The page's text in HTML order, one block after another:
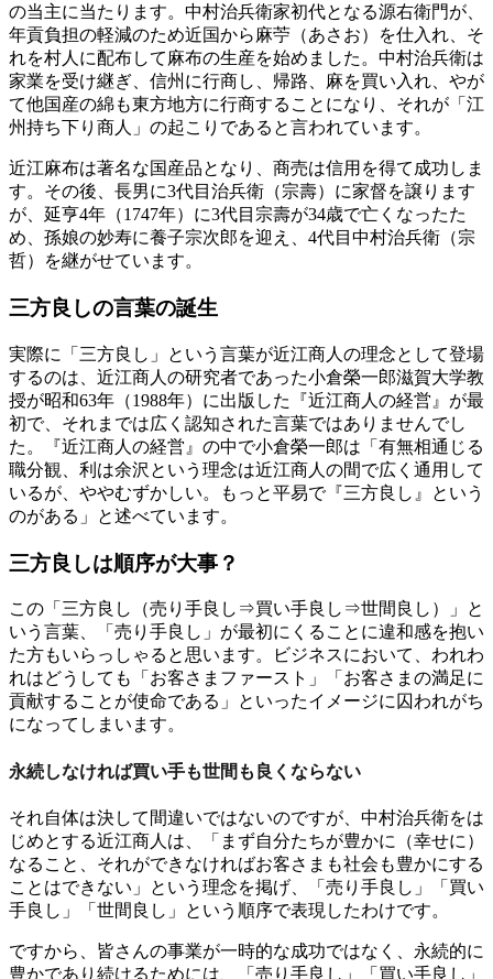
の当主に当たります。中村治兵衛家初代となる源右衛門が、
年貢負担の軽減のため近国から麻苧（あさお）を仕入れ、そ
れを村人に配布して麻布の生産を始めました。中村治兵衛は
家業を受け継ぎ、信州に行商し、帰路、麻を買い入れ、やが
て他国産の綿も東方地方に行商することになり、それが「江
州持ち下り商人」の起こりであると言われています。
近江麻布は著名な国産品となり、商売は信用を得て成功しま
す。その後、長男に3代目治兵衛（宗壽）に家督を譲ります
が、延亨4年（1747年）に3代目宗壽が34歳で亡くなったた
め、孫娘の妙寿に養子宗次郎を迎え、4代目中村治兵衛（宗
哲）を継がせています。
三方良しの言葉の誕生
実際に「三方良し」という言葉が近江商人の理念として登場
するのは、近江商人の研究者であった小倉榮一郎滋賀大学教
授が昭和63年（1988年）に出版した『近江商人の経営』が最
初で、それまでは広く認知された言葉ではありませんでし
た。『近江商人の経営』の中で小倉榮一郎は「有無相通じる
職分観、利は余沢という理念は近江商人の間で広く通用して
いるが、ややむずかしい。もっと平易で『三方良し』という
のがある」と述べています。
三方良しは順序が大事？
この「三方良し（売り手良し⇒買い手良し⇒世間良し）」と
いう言葉、「売り手良し」が最初にくることに違和感を抱い
た方もいらっしゃると思います。ビジネスにおいて、われわ
れはどうしても「お客さまファースト」「お客さまの満足に
貢献することが使命である」といったイメージに囚われがち
になってしまいます。
永続しなければ買い手も世間も良くならない
それ自体は決して間違いではないのですが、中村治兵衛をは
じめとする近江商人は、「まず自分たちが豊かに（幸せに）
なること、それができなければお客さまも社会も豊かにする
ことはできない」という理念を掲げ、「売り手良し」「買い
手良し」「世間良し」という順序で表現したわけです。
ですから、皆さんの事業が一時的な成功ではなく、永続的に
豊かであり続けるためには、「売り手良し」「買い手良し」